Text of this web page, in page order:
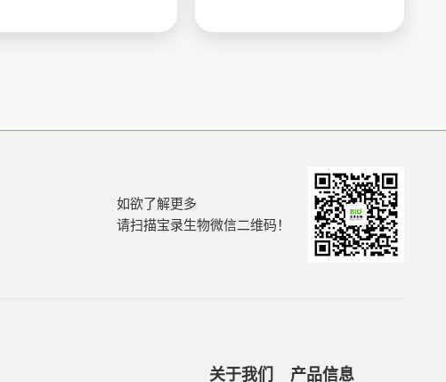
如欲了解更多
请扫描宝录生物微信二维码！
关于我们 产品信息